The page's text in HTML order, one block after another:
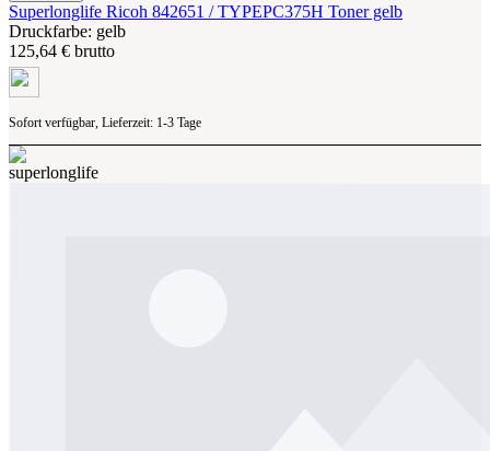
Superlonglife Ricoh 842651 / TYPEPC375H Toner gelb
Druckfarbe: gelb
125,64 € brutto
Sofort verfügbar, Lieferzeit: 1-3 Tage